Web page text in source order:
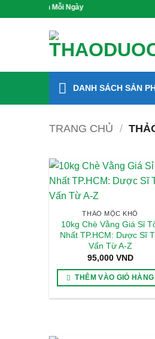
Xanh Mỗi Ngày
DANH SÁCH SẢN
TRANG CHỦ /
THẢO MỘC KHÔ
10kg Chè Vằng Giá Sỉ
Nhất TP.HCM: Dược Sĩ
Vấn Từ A-Z
95,000 VND
THÊM VÀO GIỎ HÀNG